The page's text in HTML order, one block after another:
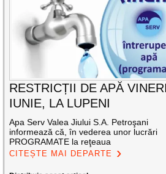
RESTRICȚII DE APĂ
IUNIE, LA LUPENI
Apa Serv Valea Jiului S.A. Petroşani
informează că, în vederea unor lucrări
PROGRAMATE la reţeaua
CITEȘTE MAI DEPARTE